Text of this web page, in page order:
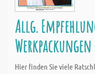
Allg.
Hier finden Sie viele